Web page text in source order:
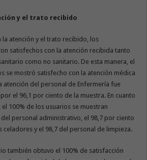
y el trato recibido
la atención y el trato recibido, los
satisfechos con la atención recibida tanto
como no sanitario. De esta manera, el
se mostró satisfecho con la atención médica
atención del personal de Enfermería fue
el 96,1 por ciento de la muestra. En cuanto
100% de los usuarios se muestran
personal administrativo, el 98,7 por ciento
celadores y el 98,7 del personal de limpieza.
también obtuvo el 100% de satisfacción